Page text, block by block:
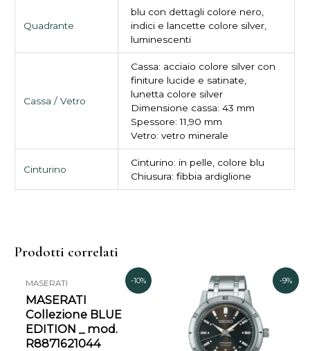
Quadrante
blu con dettagli colore nero,
indici e lancette colore silver,
luminescenti
Cassa / Vetro
Cassa: acciaio colore silver con
finiture lucide e satinate,
lunetta colore silver
Dimensione cassa: 43 mm
Spessore: 11,90 mm
Vetro: vetro minerale
Cinturino
Cinturino: in pelle, colore blu
Chiusura: fibbia ardiglione
Prodotti correlati
-10%
MASERATI
MASERATI
Collezione BLUE
EDITION _ mod.
R8871621044
prezzo
originale
era:
199,00€.
prezzo
attuale
è:
179,00€.
-9%
Il
prezzo
originale
era:
590,00€.
Il
prezzo